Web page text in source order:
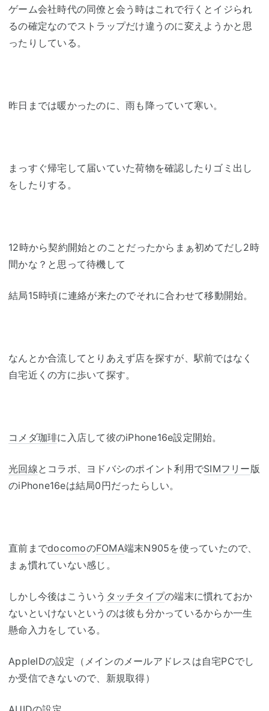
ゲーム会社時代の同僚と会う時はこれで行くとイジられ
るの確定なのでストラップだけ違うのに変えようかと思
ったりしている。
昨日までは暖かったのに、雨も降っていて寒い。
まっすぐ帰宅して届いていた荷物を確認したりゴミ出し
をしたりする。
12時から契約開始とのことだったからまぁ初めてだし2時
間かな？と思って待機して
結局15時頃に連絡が来たのでそれに合わせて移動開始。
なんとか合流してとりあえず店を探すが、駅前ではなく
自宅近くの方に歩いて探す。
コメダ珈琲に入店して彼のiPhone16e設定開始。
光回線とコラボ、ヨドバシのポイント利用でSIMフリー版
のiPhone16eは結局0円だったらしい。
直前までdocomoのFOMA端末N905を使っていたので、
まぁ慣れていない感じ。
しかし今後はこういう タッチタイプの端末に慣れておか
ないといけないというのは彼も分かっているからか一生
懸命入力をしている。
AppleIDの設定（メインのメールアドレスは自宅PCでし
か受信できないので、新規取得）